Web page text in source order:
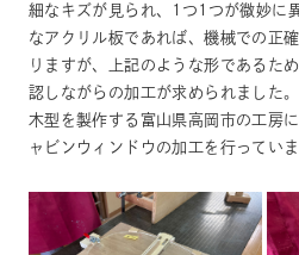
細なキズが見られ、1つ1つが微妙に
なアクリル板であれば、機械での正
りますが、上記のような形であるた
認しながらの加工が求められました
木型を製作する富山県高岡市の工房
ャビンウィンドウの加工を行っていま